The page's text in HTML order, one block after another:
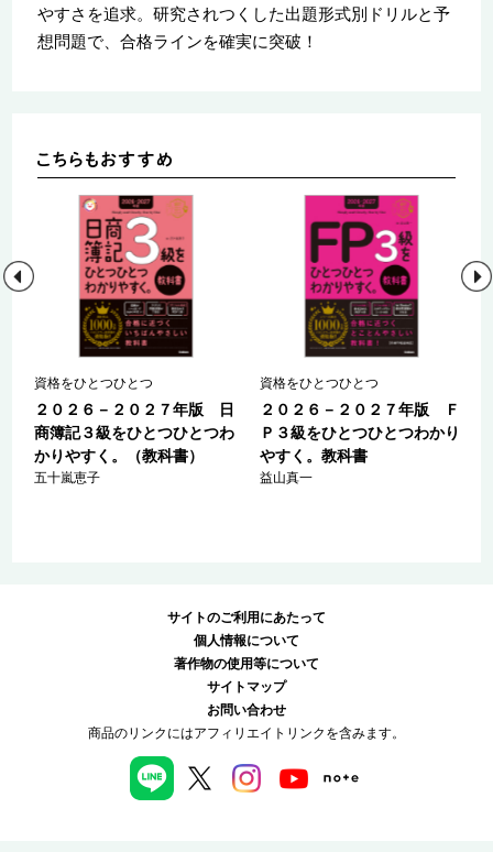
やすさを追求。研究されつくした出題形式別ドリルと予
想問題で、合格ラインを確実に突破！
資格をひとつひとつ
２０２６－２０２７年版 日
商簿記３級をひとつひとつわ
かりやすく。（教科書）
五十嵐恵子
資格をひとつひとつ
２０２６－２０２７年版 Ｆ
Ｐ３級をひとつひとつわかり
やすく。教科書
益山真一
サイトのご利用にあたって
個人情報について
著作物の使用等について
サイトマップ
お問い合わせ
商品のリンクにはアフィリエイトリンクを含みます。